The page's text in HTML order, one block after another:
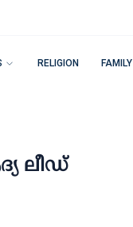
RELIGION FAMILY
ലീഡ്